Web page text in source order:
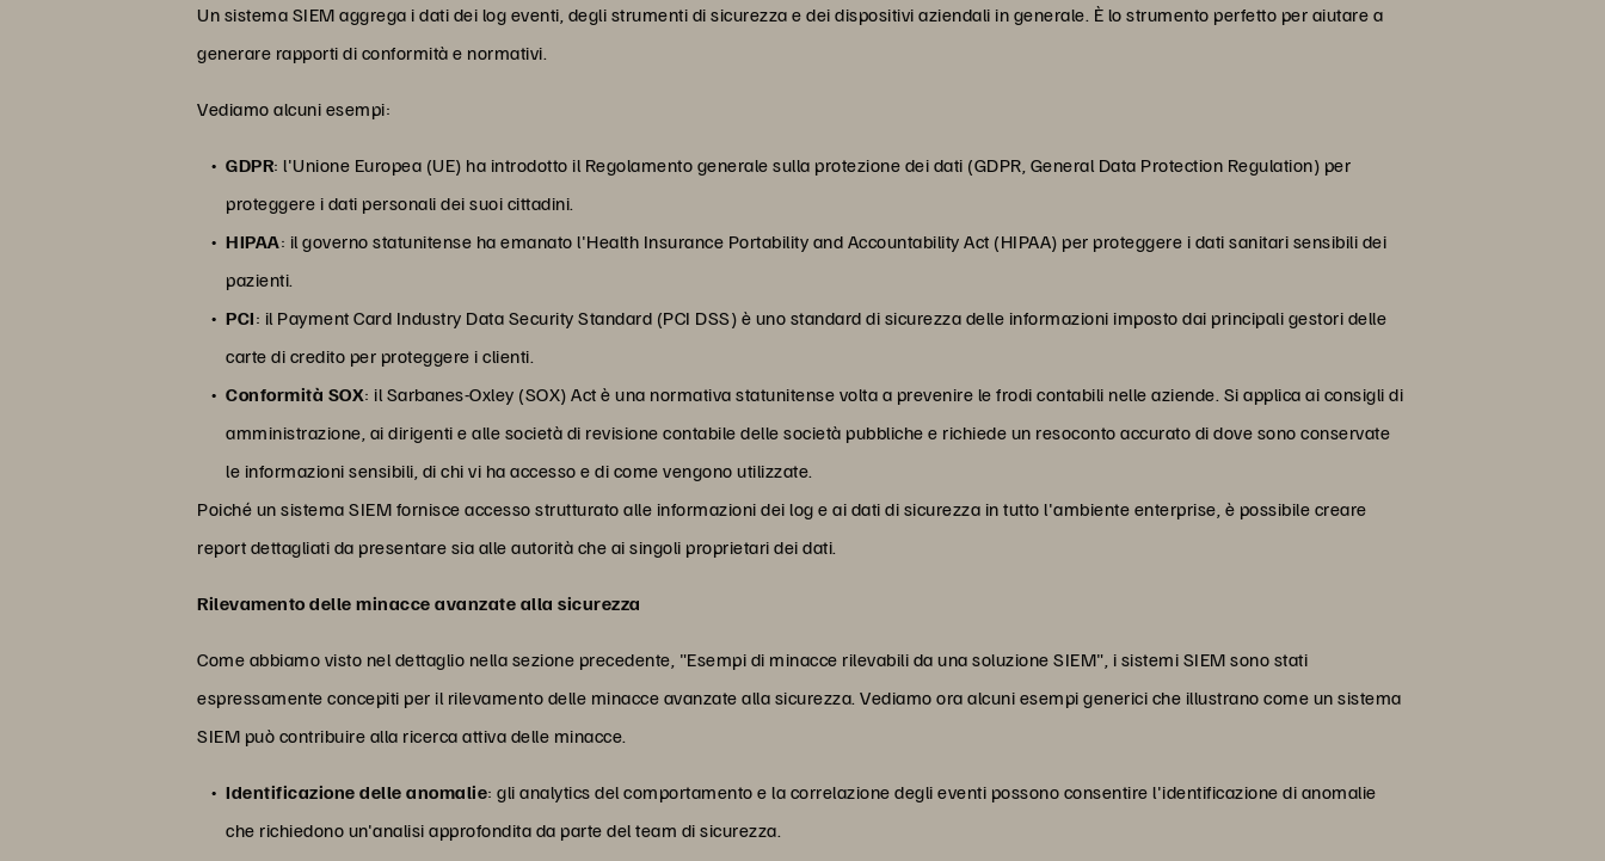
Un sistema SIEM aggrega i dati dei log eventi, degli strumenti di sicurezza e dei dispositivi aziendali in generale. È lo strumento perfetto per aiutare a
generare rapporti di conformità e normativi.
Vediamo alcuni esempi:
GDPR: l'Unione Europea (UE) ha introdotto il Regolamento generale sulla protezione dei dati (GDPR, General Data Protection Regulation) per
proteggere i dati personali dei suoi cittadini.
HIPAA: il governo statunitense ha emanato l'Health Insurance Portability and Accountability Act (HIPAA) per proteggere i dati sanitari sensibili dei
pazienti.
PCI: il Payment Card Industry Data Security Standard (PCI DSS) è uno standard di sicurezza delle informazioni imposto dai principali gestori delle
carte di credito per proteggere i clienti.
Conformità SOX: il Sarbanes-Oxley (SOX) Act è una normativa statunitense volta a prevenire le frodi contabili nelle aziende. Si applica ai consigli di
amministrazione, ai dirigenti e alle società di revisione contabile delle società pubbliche e richiede un resoconto accurato di dove sono conservate
le informazioni sensibili, di chi vi ha accesso e di come vengono utilizzate.
Poiché un sistema SIEM fornisce accesso strutturato alle informazioni dei log e ai dati di sicurezza in tutto l'ambiente enterprise, è possibile creare
report dettagliati da presentare sia alle autorità che ai singoli proprietari dei dati.
Rilevamento delle minacce avanzate alla sicurezza
Come abbiamo visto nel dettaglio nella sezione precedente, "Esempi di minacce rilevabili da una soluzione SIEM", i sistemi SIEM sono stati
espressamente concepiti per il rilevamento delle minacce avanzate alla sicurezza. Vediamo ora alcuni esempi generici che illustrano come un sistema
SIEM può contribuire alla ricerca attiva delle minacce.
Identificazione delle anomalie: gli analytics del comportamento e la correlazione degli eventi possono consentire l'identificazione di anomalie
che richiedono un'analisi approfondita da parte del team di sicurezza.